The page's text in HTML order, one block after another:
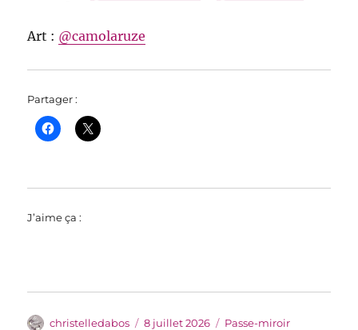
Art : @camolaruze
Partager :
J’aime ça :
Auteur
christelledabos Publié
8 juillet 2026 Catégories
Passe-miroir